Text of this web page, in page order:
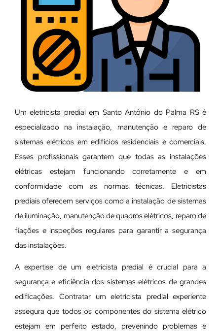
Um eletricista predial em Santo Antônio do Palma RS é
especializado na instalação, manutenção e reparo de
sistemas elétricos em edifícios residenciais e comerciais.
Esses profissionais garantem que todas as instalações
elétricas estejam funcionando corretamente e em
conformidade com as normas técnicas. Eletricistas
prediais oferecem serviços como a instalação de sistemas
de iluminação, manutenção de quadros elétricos, reparo de
fiações e inspeções regulares para garantir a segurança
das instalações.
A expertise de um eletricista predial é crucial para a
segurança e eficiência dos sistemas elétricos de grandes
edificações. Contratar um eletricista predial experiente
assegura que todos os componentes do sistema elétrico
estejam em perfeito estado, prevenindo problemas e